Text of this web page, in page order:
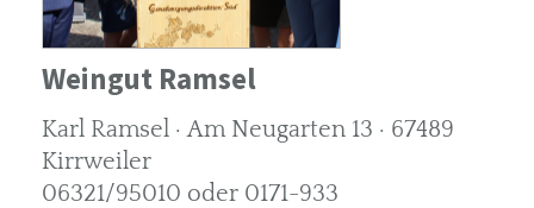
Weingut Ramsel
Karl Ramsel · Am Neugarten 13 · 67489
Kirrweiler
06321/95010 oder 0171-933